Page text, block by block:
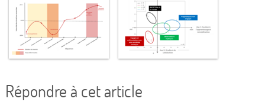
Répondre à cet article